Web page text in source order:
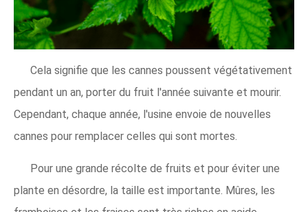
Cela signifie que les cannes poussent végétativement
pendant un an, porter du fruit l'année suivante et mourir.
Cependant, chaque année, l'usine envoie de nouvelles
cannes pour remplacer celles qui sont mortes.
Pour une grande récolte de fruits et pour éviter une
plante en désordre, la taille est importante. Mûres, les